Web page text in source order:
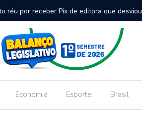
no Aeroporto de Dourados vai custar R$
Economia Esporte Brasil